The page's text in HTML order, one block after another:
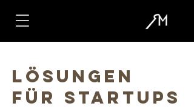
Lösungen
für STARTUPS